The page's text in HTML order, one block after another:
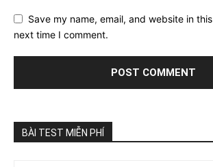
Save my name, email, and website in
next time I comment.
BÀI TEST MIỄN PHÍ